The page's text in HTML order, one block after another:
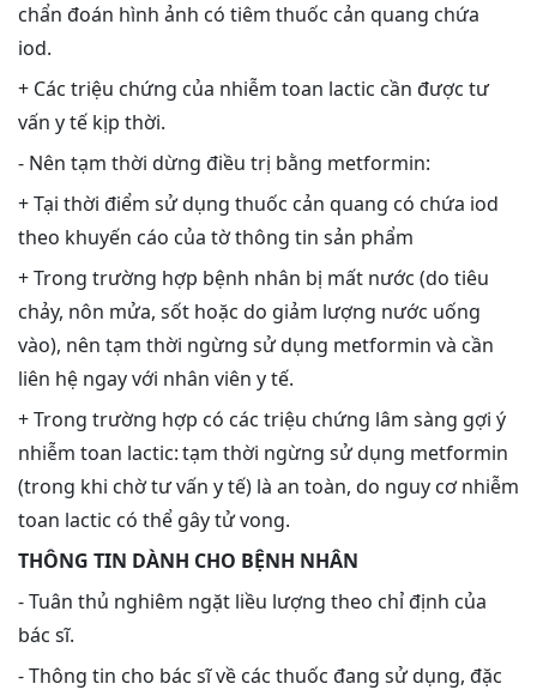
chẩn đoán hình ảnh có tiêm thuốc cản quang chứa
iod.
+ Các triệu chứng của nhiễm toan lactic cần được tư
vấn y tế kịp thời.
- Nên tạm thời dừng điều trị bằng metformin:
+ Tại thời điểm sử dụng thuốc cản quang có chứa iod
theo khuyến cáo của tờ thông tin sản phẩm
+ Trong trường hợp bệnh nhân bị mất nước (do tiêu
chảy, nôn mửa, sốt hoặc do giảm lượng nước uống
vào), nên tạm thời ngừng sử dụng metformin và cần
liên hệ ngay với nhân viên y tế.
+ Trong trường hợp có các triệu chứng lâm sàng gợi ý
nhiễm toan lactic: tạm thời ngừng sử dụng metformin
(trong khi chờ tư vấn y tế) là an toàn, do nguy cơ nhiễm
toan lactic có thể gây tử vong.
THÔNG TIN DÀNH CHO BỆNH NHÂN
- Tuân thủ nghiêm ngặt liều lượng theo chỉ định của
bác sĩ.
- Thông tin cho bác sĩ về các thuốc đang sử dụng, đặc